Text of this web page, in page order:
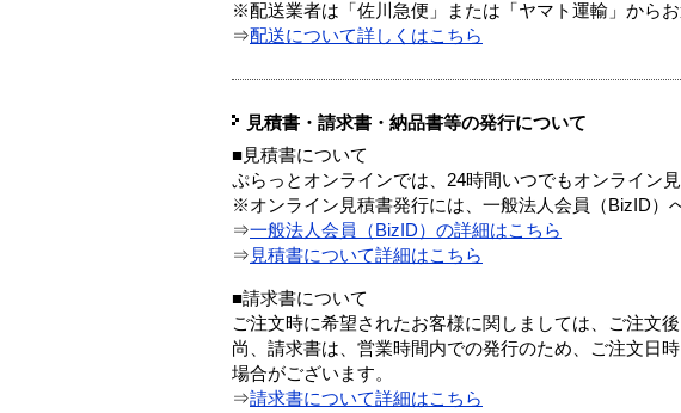
※配送業者は「佐川急便」または「ヤマト運輸」から
⇒配送について詳しくはこちら
見積書・請求書・納品書等の発行について
■見積書について
ぷらっとオンラインでは、24時間いつでもオンライン
※オンライン見積書発行には、一般法人会員（BizID）
⇒一般法人会員（BizID）の詳細はこちら
⇒ 見積書について詳細はこちら
■請求書について
ご注文時に希望されたお客様に関しましては、ご注文
尚、請求書は、営業時間内での発行のため、ご注文日
場合がございます。
⇒請求書について詳細はこちら